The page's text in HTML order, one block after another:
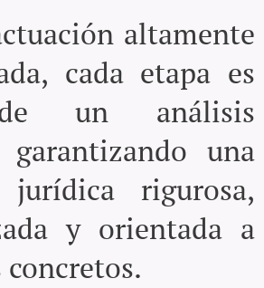
altamente
cada etapa es
un análisis
garantizando una
jurídica rigurosa,
y orientada a